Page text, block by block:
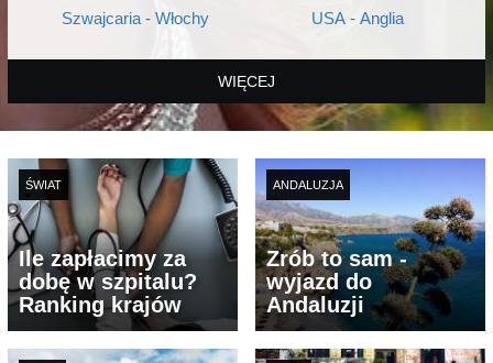
Szwajcaria - Włochy USA - Anglia
WIĘCEJ
ŚWIAT
Ile zapłacimy za
dobę w szpitalu?
Ranking krajów
ANDALUZJA
Zrób to sam -
wyjazd do
Andaluzji